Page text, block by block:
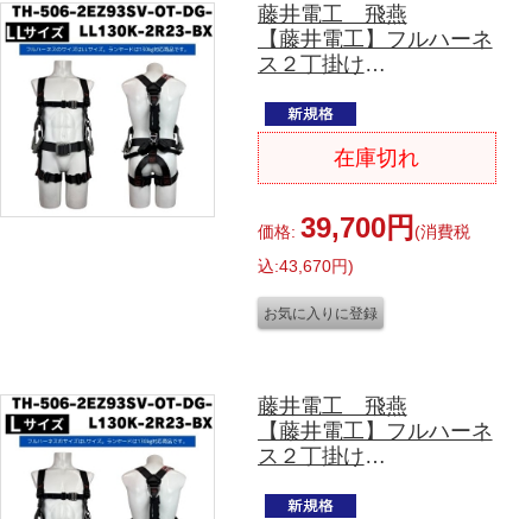
藤井電工 飛燕
【藤井電工】フルハーネ
ス２丁掛け
型
TH-506-2EZ93SV-OT-
DG-LL130K-2R23-
BX（ブラック）
LLサイズ
在庫切れ
価格: 39,700円 (消費税
込:43,670円)
藤井電工 飛燕
【藤井電工】フルハーネ
ス２丁掛け
型